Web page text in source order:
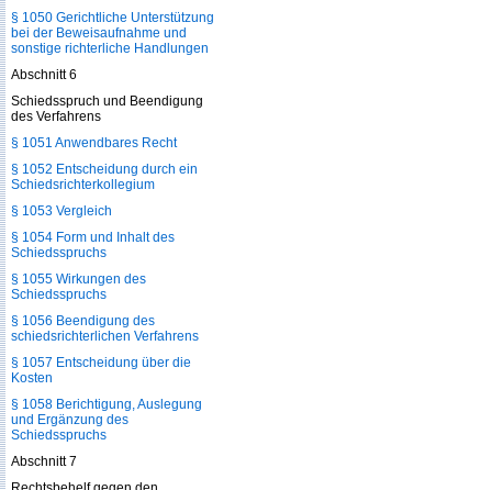
§ 1050 Gerichtliche Unterstützung
bei der Beweisaufnahme und
sonstige richterliche Handlungen
Abschnitt 6
Schiedsspruch und Beendigung
des Verfahrens
§ 1051 Anwendbares Recht
§ 1052 Entscheidung durch ein
Schiedsrichterkollegium
§ 1053 Vergleich
§ 1054 Form und Inhalt des
Schiedsspruchs
§ 1055 Wirkungen des
Schiedsspruchs
§ 1056 Beendigung des
schiedsrichterlichen Verfahrens
§ 1057 Entscheidung über die
Kosten
§ 1058 Berichtigung, Auslegung
und Ergänzung des
Schiedsspruchs
Abschnitt 7